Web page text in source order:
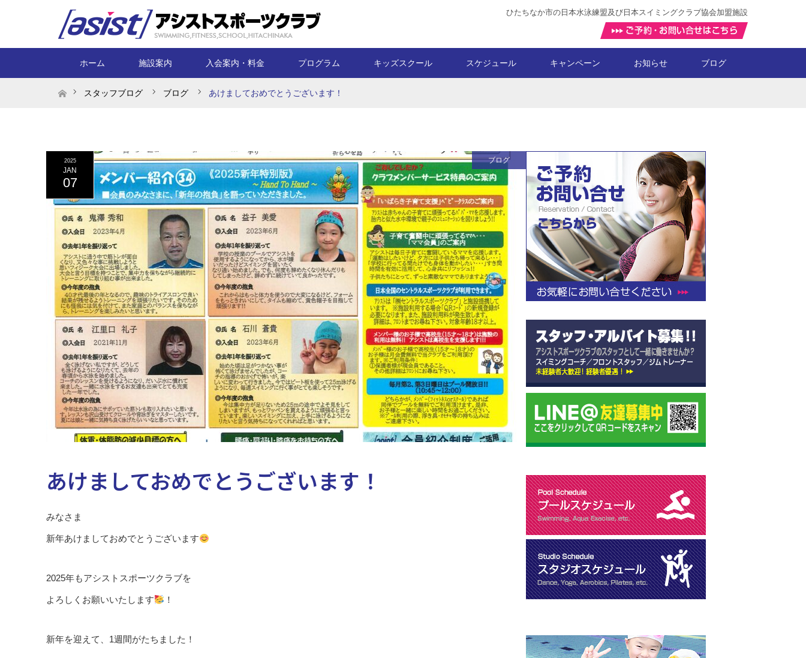
ひたちなか市の日本水泳練盟及び日本スイミングクラブ協会加盟施設
ホーム 施設案内 入会案内・料金 プログラム キッズスクール スケジュール キャンペーン お知らせ ブログ
ホームスタッフブログ ブログ あけましておめでとうございます！
2025
JAN
07
ブログ
あけましておめでとうございます！
みなさま
新年あけましておめでとうございます
2025年もアシストスポーツクラブを
よろしくお願いいたします ！
新年を迎えて、1週間がたちました！